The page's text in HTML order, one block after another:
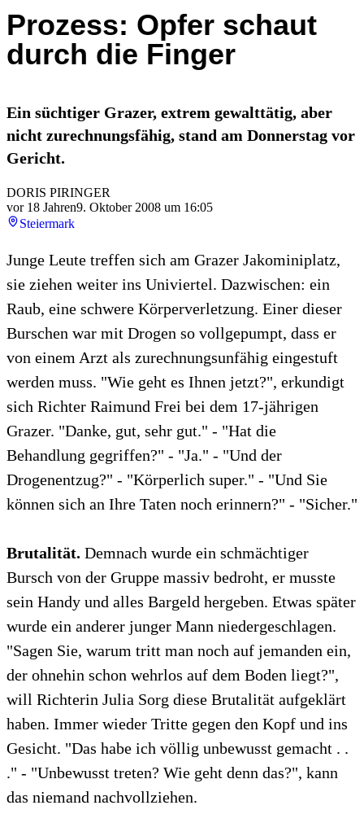
Prozess: Opfer schaut
durch die Finger
Ein süchtiger Grazer, extrem gewalttätig, aber
nicht zurechnungsfähig, stand am Donnerstag vor
Gericht.
DORIS PIRINGER
vor 18 Jahren9. Oktober 2008 um 16:05
Steiermark
Junge Leute treffen sich am Grazer Jakominiplatz,
sie ziehen weiter ins Univiertel. Dazwischen: ein
Raub, eine schwere Körperverletzung. Einer dieser
Burschen war mit Drogen so vollgepumpt, dass er
von einem Arzt als zurechnungsunfähig eingestuft
werden muss. "Wie geht es Ihnen jetzt?", erkundigt
sich Richter Raimund Frei bei dem 17-jährigen
Grazer. "Danke, gut, sehr gut." - "Hat die
Behandlung gegriffen?" - "Ja." - "Und der
Drogenentzug?" - "Körperlich super." - "Und Sie
können sich an Ihre Taten noch erinnern?" - "Sicher."
Brutalität. Demnach wurde ein schmächtiger
Bursch von der Gruppe massiv bedroht, er musste
sein Handy und alles Bargeld hergeben. Etwas später
wurde ein anderer junger Mann niedergeschlagen.
"Sagen Sie, warum tritt man noch auf jemanden ein,
der ohnehin schon wehrlos auf dem Boden liegt?",
will Richterin Julia Sorg diese Brutalität aufgeklärt
haben. Immer wieder Tritte gegen den Kopf und ins
Gesicht. "Das habe ich völlig unbewusst gemacht . .
." - "Unbewusst treten? Wie geht denn das?", kann
das niemand nachvollziehen.